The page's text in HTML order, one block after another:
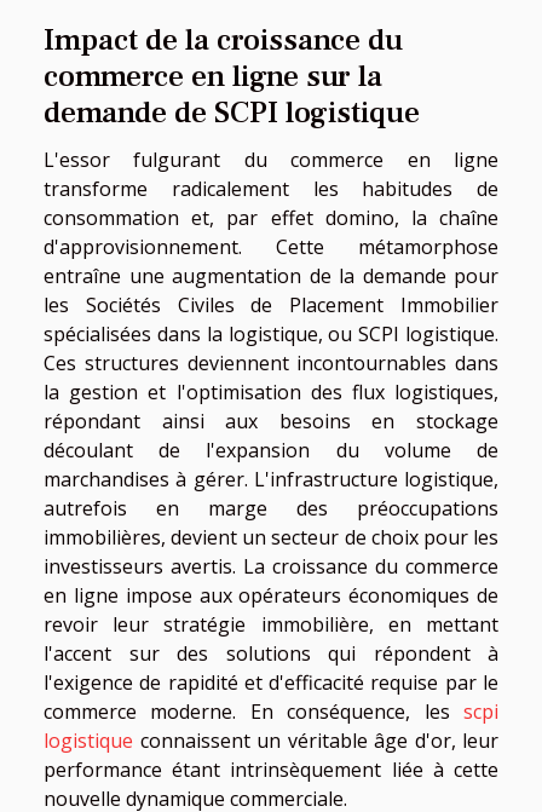
Impact de la croissance du
commerce en ligne sur la
demande de SCPI logistique
L'essor fulgurant du commerce en ligne
transforme radicalement les habitudes de
consommation et, par effet domino, la chaîne
d'approvisionnement. Cette métamorphose
entraîne une augmentation de la demande pour
les Sociétés Civiles de Placement Immobilier
spécialisées dans la logistique, ou SCPI logistique.
Ces structures deviennent incontournables dans
la gestion et l'optimisation des flux logistiques,
répondant ainsi aux besoins en stockage
découlant de l'expansion du volume de
marchandises à gérer. L'infrastructure logistique,
autrefois en marge des préoccupations
immobilières, devient un secteur de choix pour les
investisseurs avertis. La croissance du commerce
en ligne impose aux opérateurs économiques de
revoir leur stratégie immobilière, en mettant
l'accent sur des solutions qui répondent à
l'exigence de rapidité et d'efficacité requise par le
commerce moderne. En conséquence, les scpi
logistique connaissent un véritable âge d'or, leur
performance étant intrinsèquement liée à cette
nouvelle dynamique commerciale.